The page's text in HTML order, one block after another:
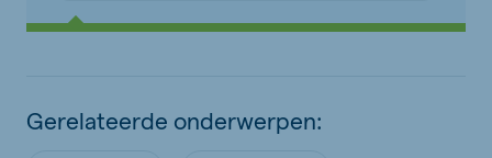
Gerelateerde onderwerpen: